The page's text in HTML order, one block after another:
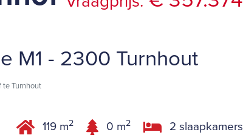
M1 - 2300 Turnhout
te Turnhout
119 m2 0 m2 2 slaapkamers